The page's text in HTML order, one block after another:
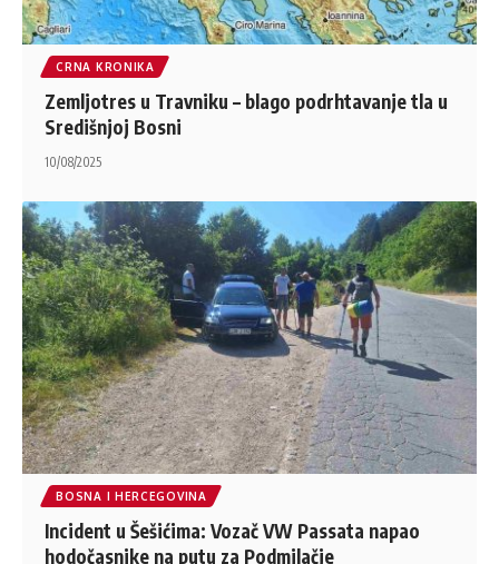
CRNA KRONIKA
Zemljotres u Travniku – blago podrhtavanje tla u
Središnjoj Bosni
10/08/2025
BOSNA I HERCEGOVINA
Incident u Šešićima: Vozač VW Passata napao
hodočasnike na putu za Podmilačje